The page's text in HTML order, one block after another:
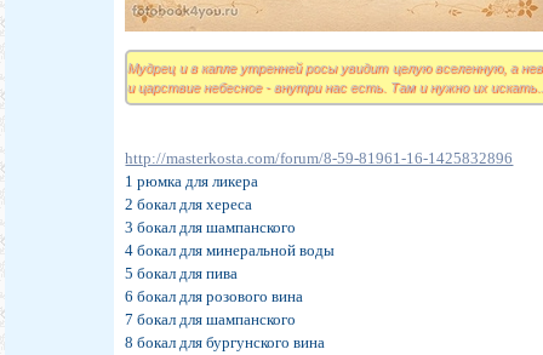
Мудрец и в капле утренней росы увидит целую вселенную, а
и царствие небесное - внутри нас есть. Там и нужно их
http://masterkosta.com/forum/8-59-81961-16-1425832896
1 рюмка для ликера
2 бокал для хереса
3 бокал для шампанского
4 бокал для минеральной воды
5 бокал для пива
6 бокал для розового вина
7 бокал для шампанского
8 бокал для бургунского вина